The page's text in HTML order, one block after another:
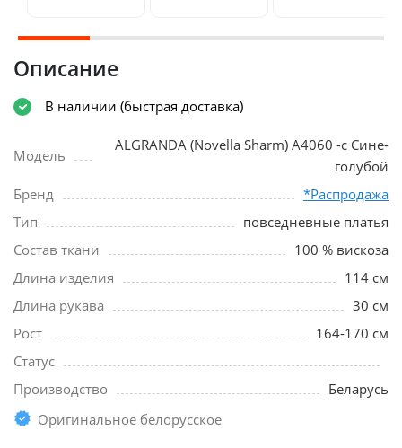
Описание
В наличии (быстрая доставка)
Модель
ALGRANDA (Novella Sharm) A4060 -с Сине-
голубой
Бренд
*Распродажа
Тип
повседневные платья
Состав ткани
100 % вискоза
Длина изделия
114 см
Длина рукава
30 см
Рост
164-170 см
Статус
Производство
Беларусь
Оригинальное белорусское